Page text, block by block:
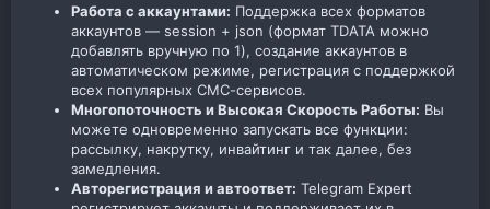
Работа с аккаунтами: Поддержка всех форматов
аккаунтов — session + json (формат TDATA можно
добавлять вручную по 1), создание аккаунтов в
автоматическом режиме, регистрация с поддержкой
всех популярных СМС-сервисов.
Многопоточность и Высокая Скорость Работы: Вы
можете одновременно запускать все функции:
рассылку, накрутку, инвайтинг и так далее, без
замедления.
Авторегистрация и автоответ: Telegram Expert